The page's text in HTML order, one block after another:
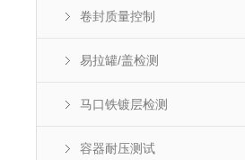
卷封质量控制
易拉罐/盖检测
马口铁镀层检测
容器耐压测试